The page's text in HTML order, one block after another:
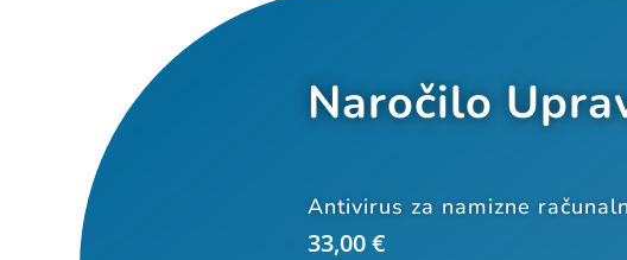
Naročilo
Antivirus za namizne
33,00€